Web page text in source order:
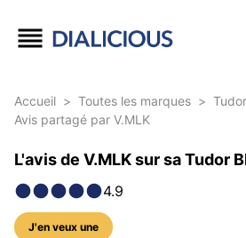
Accueil > Toutes les marques > Tudor
Avis partagé par V.MLK
L'avis de V.MLK sur sa Tudor
4.9
J'en veux une